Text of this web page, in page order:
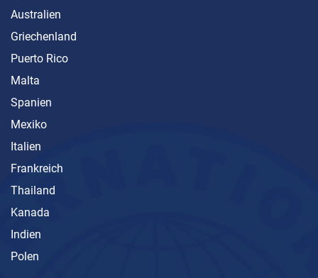
Australien
Griechenland
Puerto Rico
Malta
Spanien
Mexiko
Italien
Frankreich
Thailand
Kanada
Indien
Polen